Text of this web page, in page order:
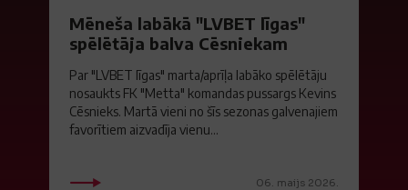
Mēneša labākā "LVBET līgas"
spēlētāja balva Cēsniekam
Par "LVBET līgas" marta/aprīļa labāko spēlētāju
nosaukts FK "Metta" komandas pussargs Kevins
Cēsnieks. Martā vieni no šīs sezonas galvenajiem
favorītiem aizvadīja vienu...
06. maijs 2026.